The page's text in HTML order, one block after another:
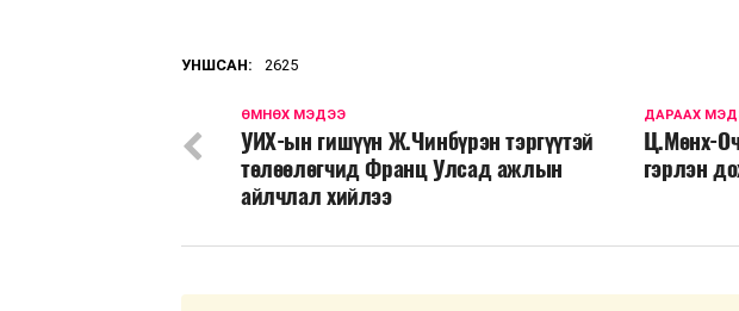
УНШСАН: 2625
ДАРААХ
Ц.Мөнх-
гэрлэн
ӨМНӨХ МЭДЭЭ
УИХ-ын гишүүн Ж.Чинбүрэн тэргүүтэй
төлөөлөгчид Франц Улсад ажлын
айлчлал хийлээ